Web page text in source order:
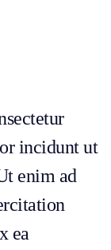
incidunt ut
enim ad
ea